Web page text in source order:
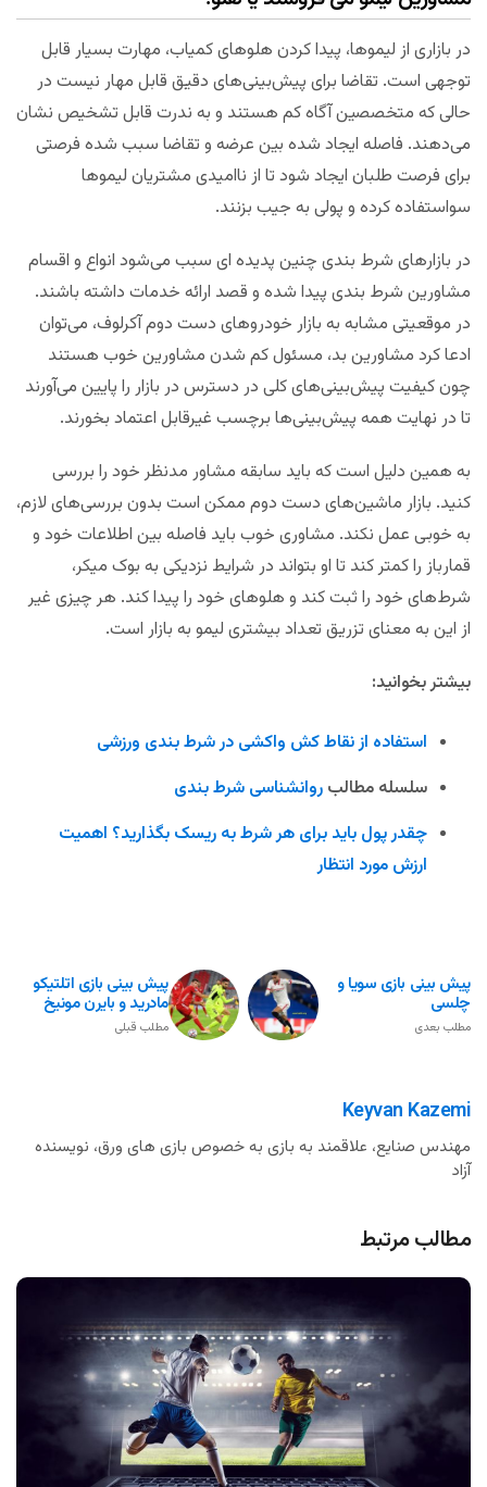
در بازاری از لیموها، پیدا کردن هلوهای کمیاب، مهارت بسیار قابل
توجهی است. تقاضا برای پیش‌بینی‌های دقیق قابل مهار نیست در
حالی که متخصصین آگاه کم هستند و به ندرت قابل تشخیص نشان
می‌دهند. فاصله ایجاد شده بین عرضه و تقاضا سبب شده فرصتی
برای فرصت طلبان ایجاد شود تا از ناامیدی مشتریان لیموها
سواستفاده کرده و پولی به جیب بزنند.
در بازارهای شرط بندی چنین پدیده ای سبب می‌شود انواع و اقسام
مشاورین شرط بندی پیدا شده و قصد ارائه خدمات داشته باشند.
در موقعیتی مشابه به بازار خودروهای دست دوم آکرلوف، می‌توان
ادعا کرد مشاورین بد، مسئول کم شدن مشاورین خوب هستند
چون کیفیت پیش‌بینی‌های کلی در دسترس در بازار را پایین می‌آورند
تا در نهایت همه پیش‌بینی‌ها برچسب غیرقابل اعتماد بخورند.
به همین دلیل است که باید سابقه مشاور مدنظر خود را بررسی
کنید. بازار ماشین‌های دست دوم ممکن است بدون بررسی‌های لازم،
به خوبی عمل نکند. مشاوری خوب باید فاصله بین اطلاعات خود و
قمارباز را کمتر کند تا او بتواند در شرایط نزدیکی به بوک میکر،
شرط‌های خود را ثبت کند و هلوهای خود را پیدا کند. هر چیزی غیر
از این به معنای تزریق تعداد بیشتری لیمو به بازار است.
بیشتر بخوانید:
استفاده از نقاط کش واکشی در شرط بندی ورزشی
سلسله مطالب روانشناسی شرط بندی
چقدر پول باید برای هر شرط به ریسک بگذارید؟ اهمیت
ارزش مورد انتظار
پیش بینی بازی اتلتیکو
مادرید و بایرن مونیخ
مطلب قبلی
پیش بینی بازی سویا و
چلسی
مطلب بعدی
Keyvan Kazemi
مهندس صنایع، علاقمند به بازی به خصوص بازی های ورق، نویسنده
آزاد
مطالب مرتبط